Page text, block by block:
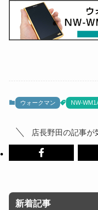
ウォークマン NW-
店長野田の記事が
新着記事